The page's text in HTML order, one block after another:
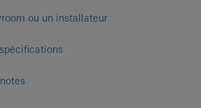
ou un installateur